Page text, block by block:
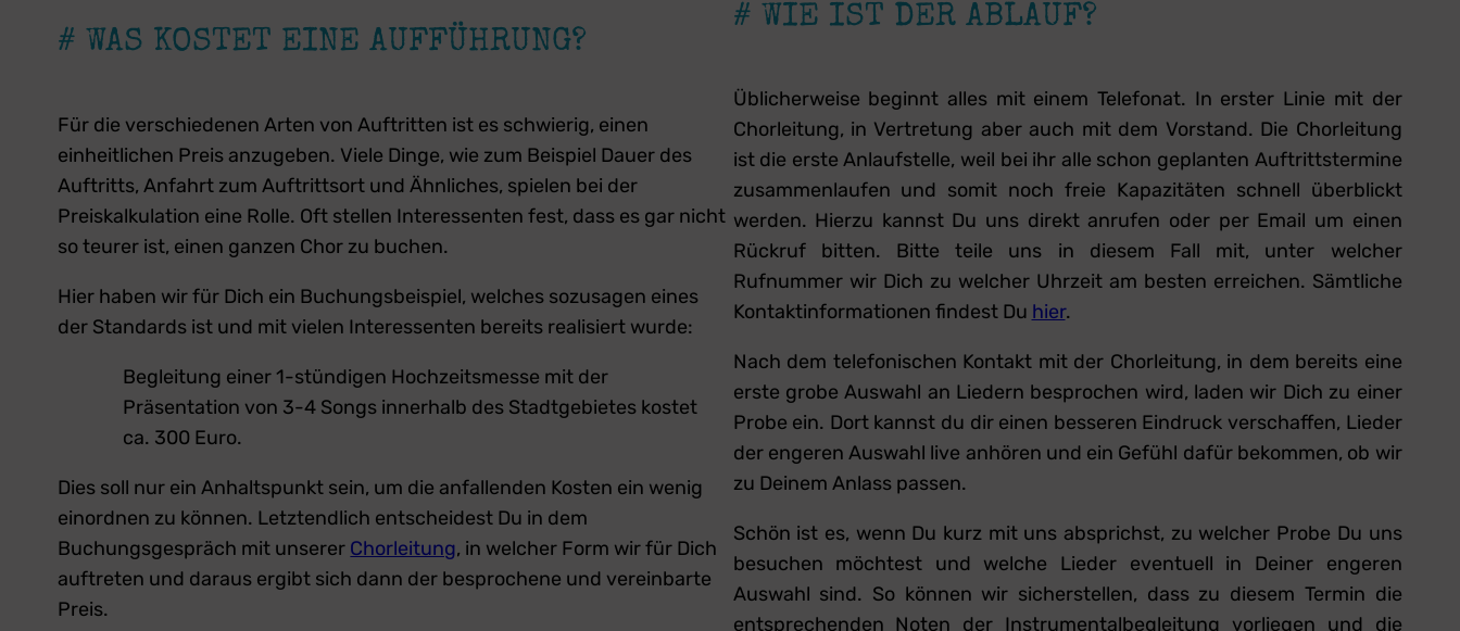
# WAS KOSTET EINE AUFFÜHRUNG?
Für die verschiedenen Arten von Auftritten ist es schwierig, einen
einheitlichen Preis anzugeben. Viele Dinge, wie zum Beispiel Dauer des
Auftritts, Anfahrt zum Auftrittsort und Ähnliches, spielen bei der
Preiskalkulation eine Rolle. Oft stellen Interessenten fest, dass es gar nicht
so teurer ist, einen ganzen Chor zu buchen.
Hier haben wir für Dich ein Buchungsbeispiel, welches sozusagen eines
der Standards ist und mit vielen Interessenten bereits realisiert wurde:
Begleitung einer 1-stündigen Hochzeitsmesse mit der
Präsentation von 3-4 Songs innerhalb des Stadtgebietes kostet
ca. 300 Euro.
Dies soll nur ein Anhaltspunkt sein, um die anfallenden Kosten ein wenig
einordnen zu können. Letztendlich entscheidest Du in dem
Buchungsgespräch mit unserer Chorleitung, in welcher Form wir für Dich
auftreten und daraus ergibt sich dann der besprochene und vereinbarte
Preis.
# WIE IST DER ABLAUF?
Üblicherweise beginnt alles mit einem Telefonat. In erster Linie mit der
Chorleitung, in Vertretung aber auch mit dem Vorstand. Die Chorleitung
ist die erste Anlaufstelle, weil bei ihr alle schon geplanten Auftrittstermine
zusammenlaufen und somit noch freie Kapazitäten schnell überblickt
werden. Hierzu kannst Du uns direkt anrufen oder per Email um einen
Rückruf bitten. Bitte teile uns in diesem Fall mit, unter welcher
Rufnummer wir Dich zu welcher Uhrzeit am besten erreichen. Sämtliche
Kontaktinformationen findest Du hier.
Nach dem telefonischen Kontakt mit der Chorleitung, in dem bereits eine
erste grobe Auswahl an Liedern besprochen wird, laden wir Dich zu einer
Probe ein. Dort kannst du dir einen besseren Eindruck verschaffen, Lieder
der engeren Auswahl live anhören und ein Gefühl dafür bekommen, ob wir
zu Deinem Anlass passen.
Schön ist es, wenn Du kurz mit uns absprichst, zu welcher Probe Du uns
besuchen möchtest und welche Lieder eventuell in Deiner engeren
Auswahl sind. So können wir sicherstellen, dass zu diesem Termin die
entsprechenden Noten der Instrumentalbegleitung vorliegen und die